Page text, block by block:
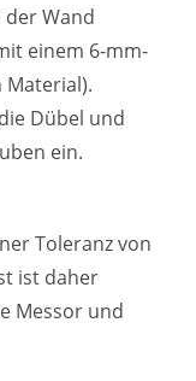
der Wand
einem 6-mm-
Material).
Dübel und
ein.
Toleranz von
ist daher
Messor und